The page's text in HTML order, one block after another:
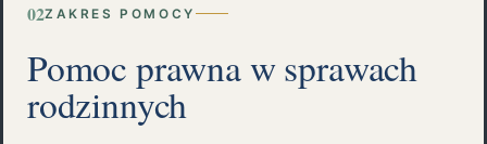
02ZAKRES POMOCY
Pomoc prawna w sprawach
rodzinnych